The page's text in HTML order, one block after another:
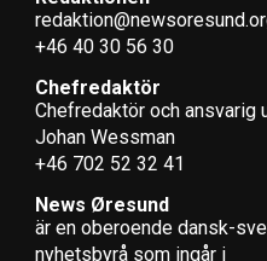
+46 40 30 56 30
Chefredaktör
Chefredaktör och ansvarig
Johan Wessman
+46 702 52 32 41
News Øresund
är en oberoende dansk-
nyhets­byrå som ingår i